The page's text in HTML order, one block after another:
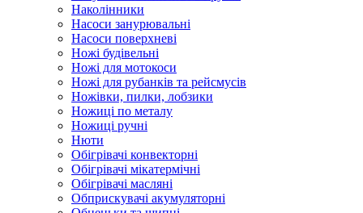
Наколінники
Насоси занурювальні
Насоси поверхневі
Ножі будівельні
Ножі для мотокоси
Ножі для рубанків та рейсмусів
Ножівки, пилки, лобзики
Ножиці по металу
Ножиці ручні
Нюти
Обігрівачі конвекторні
Обігрівачі мікатермічні
Обігрівачі масляні
Обприскувачі акумуляторні